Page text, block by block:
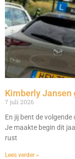
Kimberly Jansen
7 juli 2026
En jij bent de
Je maakte begin dit
rust
Lees verder »